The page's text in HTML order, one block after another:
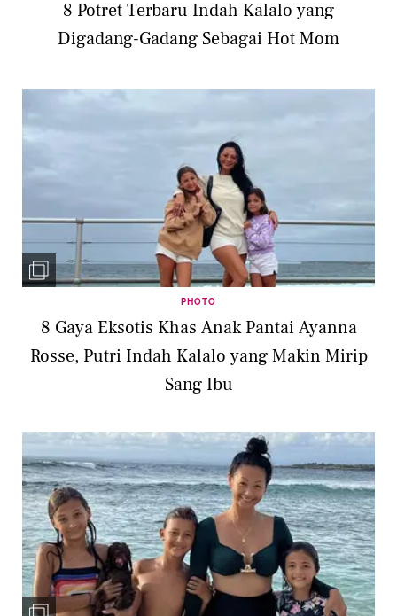
8 Potret Terbaru Indah Kalalo yang
Digadang-Gadang Sebagai Hot Mom
PHOTO
8 Gaya Eksotis Khas Anak Pantai Ayanna
Rosse, Putri Indah Kalalo yang Makin Mirip
Sang Ibu